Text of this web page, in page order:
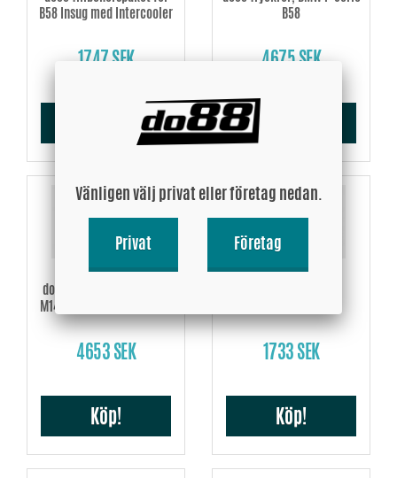
B58 Insug med Intercooler
1747 SEK
B58
4675 SEK
do88 Insugssystem, BMW
M140i M240i 340i 440i F3X
4653 SEK
Köp!
1733 SEK
Köp!
Vänligen välj privat eller företag nedan.
Privat Företag